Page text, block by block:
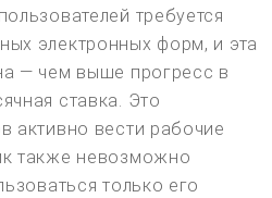
требуется
электронных форм, и эта
— чем выше прогресс в
ставка. Это
активно вести рабочие
также невозможно
только его